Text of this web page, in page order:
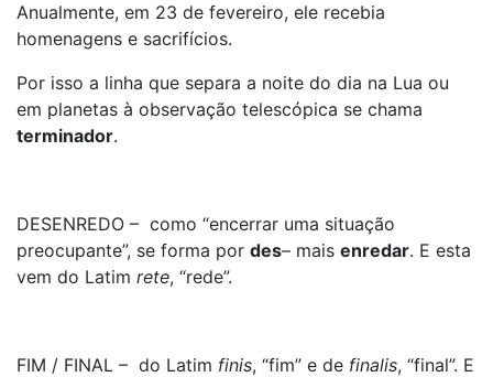
Anualmente, em 23 de fevereiro, ele recebia
homenagens e sacrifícios.
Por isso a linha que separa a noite do dia na Lua ou
em planetas à observação telescópica se chama
terminador.
DESENREDO – como “encerrar uma situação
preocupante”, se forma por des– mais enredar. E esta
vem do Latim rete, “rede”.
FIM / FINAL – do Latim finis, “fim” e de finalis, “final”. E